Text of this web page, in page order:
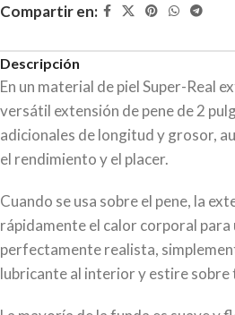
Compartir en:
Descripción
En un material de piel Super-Real
versátil extensión de pene de 2
adicionales de longitud y grosor,
el rendimiento y el placer.
Cuando se usa sobre el pene, la
rápidamente el calor corporal para
perfectamente realista,
lubricante al interior y estire sobre